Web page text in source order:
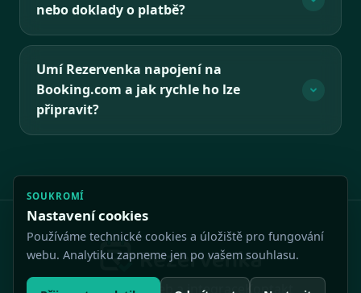
nebo doklady o platbě?
Umí Rezervenka napojení na
Booking.com a jak rychle ho lze
připravit?
Funkce Ceník Web a integrace Kontakt
SOUKROMÍ
Nastavení cookies
Používáme technické cookies a úložiště pro fungování
webu. Analytiku zapneme jen po vašem souhlasu.